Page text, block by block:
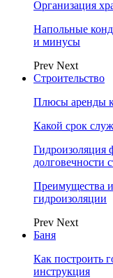
Организация
Напольные
и минусы
Prev Next
Строительство
Плюсы аренды
Какой срок
Гидроизоляция
долговечности
Преимущества
гидроизоляции
Prev Next
Баня
Как построить
инструкция